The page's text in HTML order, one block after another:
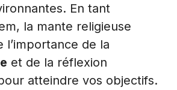
En tant
la mante religieuse
l’importance de la
et de la réflexion
atteindre vos objectifs.